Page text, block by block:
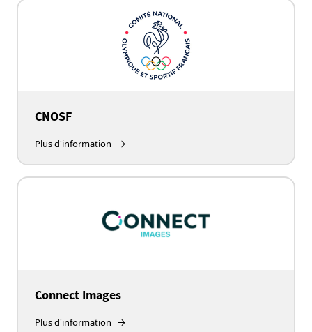
CNOSF
Plus d'information
Connect Images
Plus d'information